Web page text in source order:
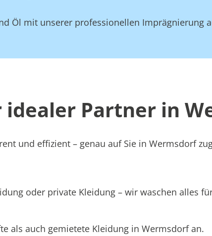
Öl mit unserer professionellen Imprägnierung
idealer Partner in
und effizient – genau auf Sie in Wermsdorf
oder private Kleidung – wir waschen alles
als auch gemietete Kleidung in Wermsdorf an.